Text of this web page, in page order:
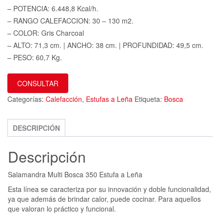
– POTENCIA: 6.448,8 Kcal/h.
– RANGO CALEFACCION: 30 – 130 m2.
– COLOR: Gris Charcoal
– ALTO: 71,3 cm. | ANCHO: 38 cm. | PROFUNDIDAD: 49,5 cm.
– PESO: 60,7 Kg.
CONSULTAR
Categorías: Calefacción, Estufas a Leña Etiqueta: Bosca
DESCRIPCIÓN
Descripción
Salamandra Multi Bosca 350 Estufa a Leña
Esta línea se caracteriza por su innovación y doble funcionalidad,
ya que además de brindar calor, puede cocinar. Para aquellos
que valoran lo práctico y funcional.